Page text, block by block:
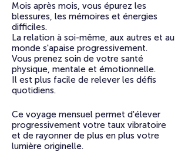
​Mois après mois, vous épurez les
blessures, les mémoires et énergies
difficiles.
La relation à soi-même, aux autres et au
monde s'apaise progressivement.
​Vous prenez soin de votre santé
physique, mentale et émotionnelle.
Il est plus facile de relever les défis
quotidiens.
​Ce voyage mensuel permet d'élever
progressivement votre taux vibratoire
et de rayonner de plus en plus votre
lumière originelle.